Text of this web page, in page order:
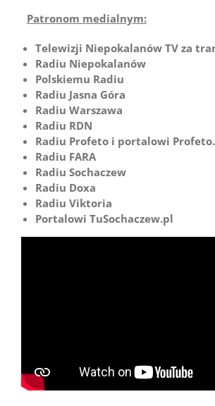
Patronom medialnym:
Telewizji Niepokalanów TV za
Radiu Niepokalanów
Polskiemu Radiu
Radiu Jasna Góra
Radiu Warszawa
Radiu RDN
Radiu Profeto i portalowi
Radiu FARA
Radiu Sochaczew
Radiu Doxa
Radiu Viktoria
Portalowi TuSochaczew.pl